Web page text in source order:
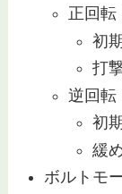
正回転
初
打
逆回転
初
緩
ボルトモ